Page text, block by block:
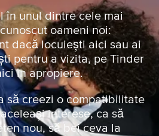
în unul dintre cele mai
oameni noi:
dacă locuiești aici sau ai
pentru a vizita, pe Tinder
în apropiere.
să creezi o compatibilitate
interese, ca să
nou, să bei ceva la